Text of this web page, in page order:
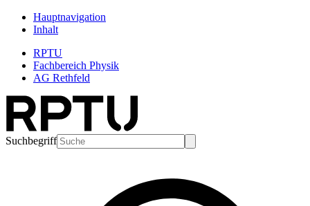
Hauptnavigation
Inhalt
RPTU
Fachbereich Physik
AG Rethfeld
Suchbegriff